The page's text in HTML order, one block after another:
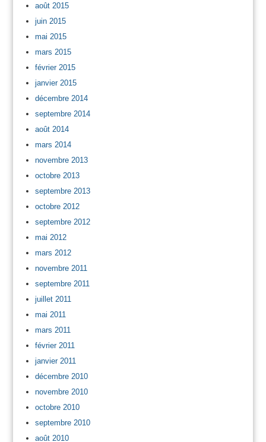
août 2015
juin 2015
mai 2015
mars 2015
février 2015
janvier 2015
décembre 2014
septembre 2014
août 2014
mars 2014
novembre 2013
octobre 2013
septembre 2013
octobre 2012
septembre 2012
mai 2012
mars 2012
novembre 2011
septembre 2011
juillet 2011
mai 2011
mars 2011
février 2011
janvier 2011
décembre 2010
novembre 2010
octobre 2010
septembre 2010
août 2010